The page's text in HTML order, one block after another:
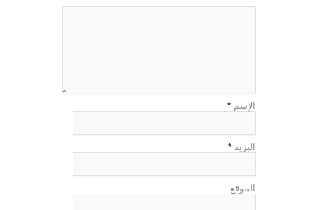
الإسم *
البريد *
الموقع